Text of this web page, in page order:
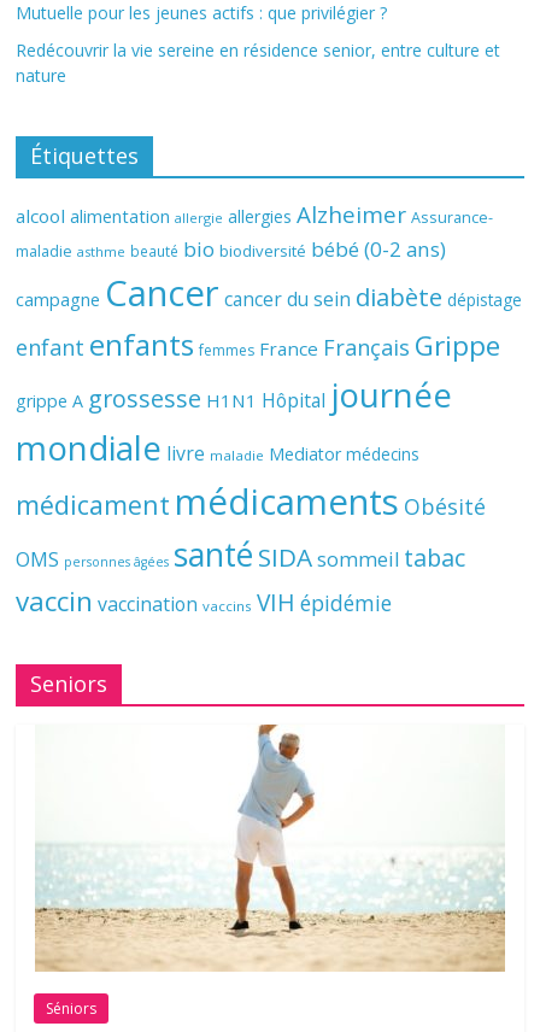
Mutuelle pour les jeunes actifs : que privilégier ?
Redécouvrir la vie sereine en résidence senior, entre culture et
nature
Étiquettes
alcool alimentation allergie allergies Alzheimer Assurance-
maladie asthme beauté bio biodiversité bébé (0-2 ans)
campagne Cancer cancer du sein diabète dépistage
enfant enfants femmes France Français Grippe
grippe A grossesse H1N1 Hôpital journée
mondiale livre maladie Mediator médecins
médicament médicaments Obésité
OMS personnes âgées santé SIDAsommeil tabac
vaccin vaccination vaccins VIH épidémie
Seniors
Séniors